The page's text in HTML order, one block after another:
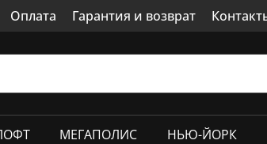
Оплата Гарантия и возврат
МЕГАПОЛИС НЬЮ-ЙОРК